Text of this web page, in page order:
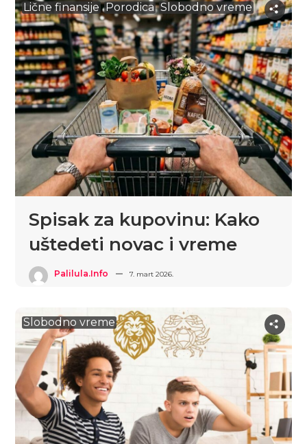
Lične finansije Porodica Slobodno vreme
Spisak za kupovinu: Kako
uštedeti novac i vreme
Palilula.info 7. mart 2026.
Slobodno vreme